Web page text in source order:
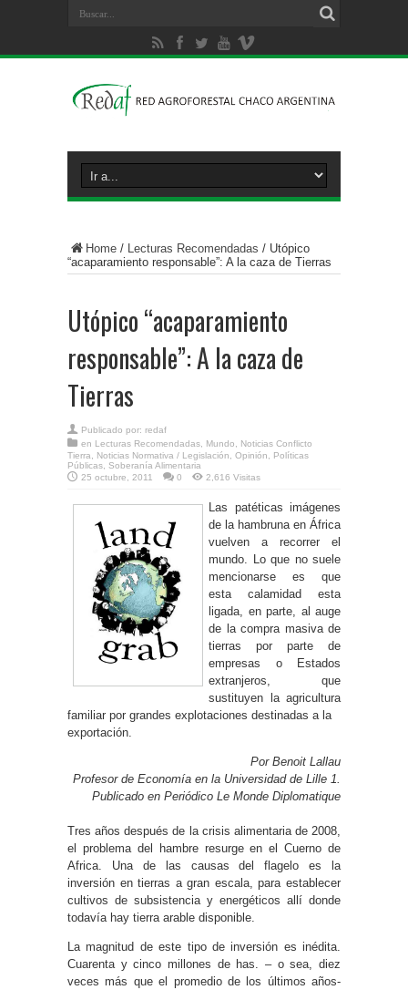
Home / Lecturas Recomendadas / Utópico
“acaparamiento responsable”: A la caza de Tierras
Utópico “acaparamiento
responsable”: A la caza de
Tierras
Publicado por: redaf
en Lecturas Recomendadas Mundo
Noticias Conflicto
Tierra
Noticias Normativa / Legislación Opinión
Políticas
Públicas Soberanía Alimentaria
25 octubre, 2011
0 2,616 Visitas
Las patéticas imágenes
de la hambruna en África
vuelven a recorrer el
mundo. Lo que no suele
mencionarse es que
esta calamidad esta
ligada, en parte, al auge
de la compra masiva de
tierras por parte de
empresas o Estados
extranjeros, que
sustituyen la agricultura
familiar por grandes explotaciones destinadas a la
exportación.
Por Benoit Lallau
Profesor de Economía en la Universidad de Lille 1.
Publicado en Periódico Le Monde Diplomatique
Tres años después de la crisis alimentaria de 2008,
el problema del hambre resurge en el Cuerno de
Africa. Una de las causas del flagelo es la
inversión en tierras a gran escala, para establecer
cultivos de subsistencia y energéticos allí donde
todavía hay tierra arable disponible.
La magnitud de este tipo de inversión es inédita.
Cuarenta y cinco millones de has. – o sea, diez
veces más que el promedio de los últimos años-